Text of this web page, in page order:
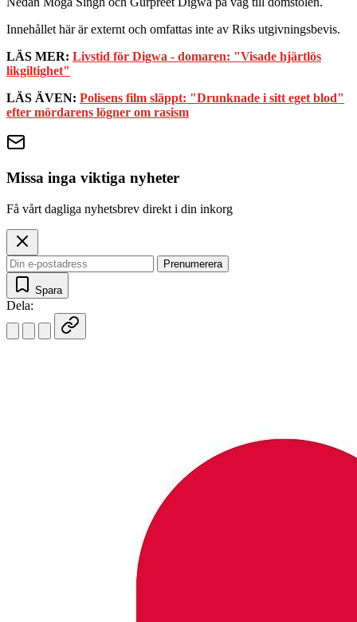
Innehållet här är externt och omfattas inte av Riks utgivningsbevis.
LÄS MER: Livstid för Digwa - domaren: "Visade hjärtlös
likgiltighet"
LÄS ÄVEN: Polisens film släppt: "Drunknade i sitt eget blod"
efter mördarens lögner om rasism
Missa inga viktiga nyheter
Få vårt dagliga nyhetsbrev direkt i din inkorg
Prenumerera
Spara
Dela: